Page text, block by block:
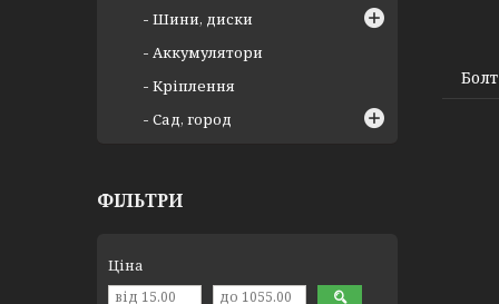
Шини, диски
Аккумулятори
Кріплення
Сад, город
ФІЛЬТРИ
Ціна